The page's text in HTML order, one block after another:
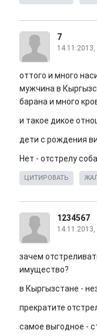
7
14.11.2013,
оттого и много
мужчина в
барана и много
и такое дикое
дети с рождения
Нет - отстрелу
ЦИТИРОВАТЬ
1234567
14.11.2013,
зачем
имущество?
в Кыргызстане -
прекратите
самое выгодное -